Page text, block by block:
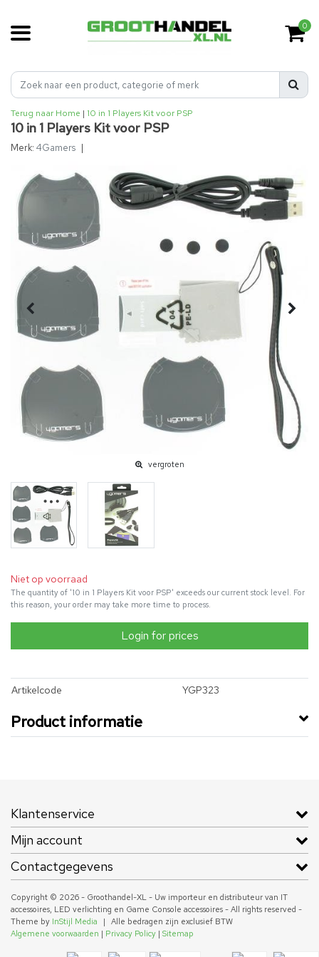
0
Terug naar Home | 10 in 1 Players Kit voor PSP
10 in 1 Players Kit voor PSP
Merk: 4Gamers |
vergroten
Niet op voorraad
The quantity of '10 in 1 Players Kit voor PSP' exceeds our current stock level. For
this reason, your order may take more time to process.
Login for prices
Artikelcode YGP323
Product informatie
Klantenservice
Mijn account
Contactgegevens
Copyright © 2026 - Groothandel-XL - Uw importeur en distributeur van IT
accessoires, LED verlichting en Game Console accessoires - All rights reserved -
Theme by InStijl Media |
Alle bedragen zijn exclusief BTW
Algemene voorwaarden | Privacy Policy | Sitemap